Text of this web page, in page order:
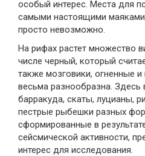
особый интерес. Места для
самыми настоящими
просто невозможно.
На рифах растет множество
числе черный, который
также мозговики, огненные
весьма разнообразна. Здесь
барракуда, скаты, луцианы,
пестрые рыбешки разных
сформированные в
сейсмической активности,
интерес для исследования.